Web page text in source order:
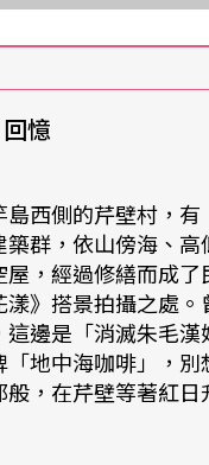
，被水包圍著反而
澡般在海中浮沉、
不少地方，也很幸
到香港的長洲島，
對她而言，去海邊
她常有幸運收穫，
南竿遇見了名聞遐
憶
西側的芹壁村，
群，依山傍海、
，經過修繕而成
》搭景拍攝之處
邊是「消滅朱毛
地中海咖啡」，
，在芹壁等著紅